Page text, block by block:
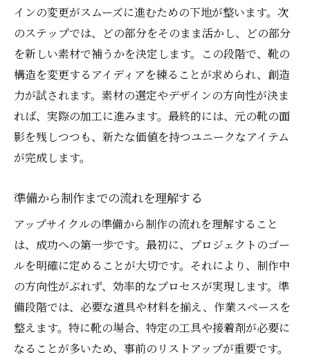
インの変更がスムーズに進むための下地が整います。次
のステップでは、どの部分をそのまま活かし、どの部分
を新しい素材で補うかを決定します。この段階で、靴の
構造を変更するアイディアを練ることが求められ、創造
力が試されます。素材の選定やデザインの方向性が決ま
れば、実際の加工に進みます。最終的には、元の靴の面
影を残しつつも、新たな価値を持つユニークなアイテム
が完成します。
準備から制作までの流れを理解する
アップサイクルの準備から制作の流れを理解すること
は、成功への第一歩です。最初に、プロジェクトのゴー
ルを明確に定めることが大切です。それにより、制作中
の方向性がぶれず、効率的なプロセスが実現します。準
備段階では、必要な道具や材料を揃え、作業スペースを
整えます。特に靴の場合、特定の工具や接着剤が必要に
なることが多いため、事前のリストアップが重要です。